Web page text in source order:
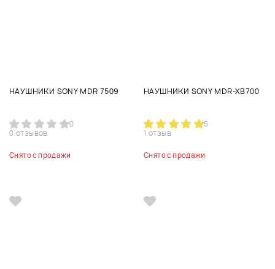
НАУШНИКИ SONY MDR 7509
0
0 отзывов
Снято с продажи
НАУШНИКИ SONY MDR-XB700
5
1 отзыв
Снято с продажи